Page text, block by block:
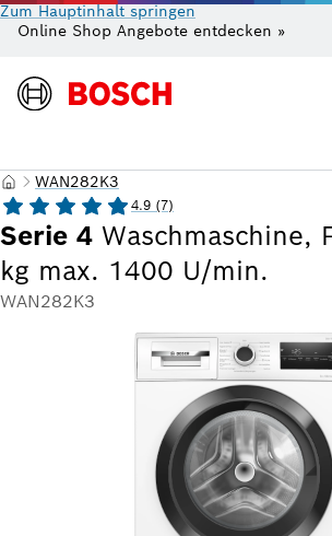
Zum Hauptinhalt springen
Online Shop Angebote entdecken »
WAN282K3
Serie 4 Waschmaschine,
kg max. 1400 U/min.
WAN282K3
4.9 (7)